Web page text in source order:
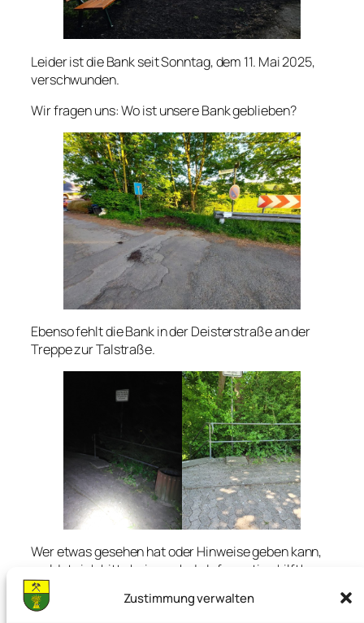
Zustimmung verwalten
Leider ist die Bank seit Sonntag, dem 11. Mai 2025,
verschwunden.
Wir fragen uns: Wo ist unsere Bank geblieben?
Ebenso fehlt die Bank in der Deisterstraße an der
Treppe zur Talstraße.
Wer etwas gesehen hat oder Hinweise geben kann,
meldet sich bitte bei uns. Jede Information hilft!